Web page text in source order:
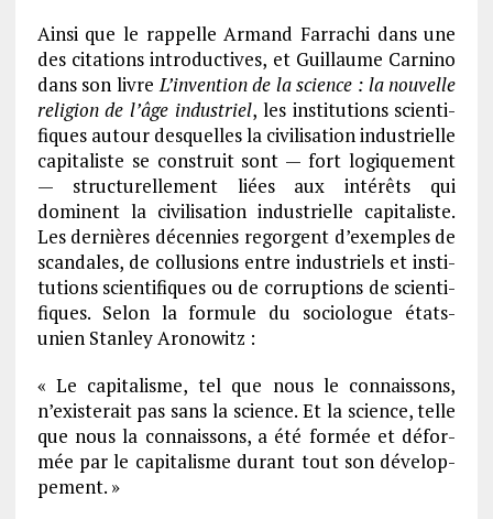
Ainsi que le rappelle Armand Farra­chi dans une
des cita­tions intro­duc­tives, et Guillaume Carnino
dans son livreL’in­ven­tion de la science : la nouvelle
reli­gion de l’âge indus­triel, les insti­tu­tions scien­ti­
fiques autour desquelles la civi­li­sa­tion indus­trielle
capi­ta­liste se construit sont — fort logique­ment
— struc­tu­rel­le­ment liées aux inté­rêts qui
dominent la civi­li­sa­tion indus­trielle capi­ta­liste.
Les dernières décen­nies regorgent d’exemples de
scan­dales, de collu­sions entre indus­triels et insti­
tu­tions scien­ti­fiques ou de corrup­tions de scien­ti­
fiques. Selon la formule du socio­logue états-
unien Stan­ley Arono­witz :
« Le capi­ta­lisme, tel que nous le connais­sons,
n’exis­te­rait pas sans la science. Et la science, telle
que nous la connais­sons, a été formée et défor­
mée par le capi­ta­lisme durant tout son déve­lop­
pe­ment. »